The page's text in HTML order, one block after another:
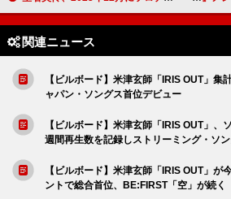
関連ニュース
【ビルボード】米津玄師「IRIS OUT」集
ャパン・ソングス首位デビュー
【ビルボード】米津玄師「IRIS OUT」、
週間再生数を記録しストリーミング・ソ
【ビルボード】米津玄師「IRIS OUT」が
ントで総合首位、BE:FIRST「空」が続く